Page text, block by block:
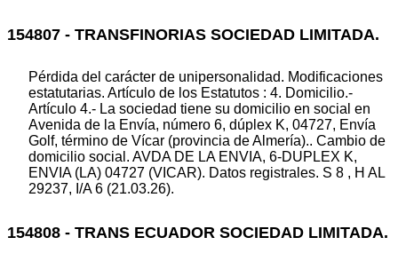
154807 - TRANSFINORIAS SOCIEDAD LIMITADA.
Pérdida del carácter de unipersonalidad. Modificaciones
estatutarias. Artículo de los Estatutos : 4. Domicilio.-
Artículo 4.- La sociedad tiene su domicilio en social en
Avenida de la Envía, número 6, dúplex K, 04727, Envía
Golf, término de Vícar (provincia de Almería).. Cambio de
domicilio social. AVDA DE LA ENVIA, 6-DUPLEX K,
ENVIA (LA) 04727 (VICAR). Datos registrales. S 8 , H AL
29237, I/A 6 (21.03.26).
154808 - TRANS ECUADOR SOCIEDAD LIMITADA.